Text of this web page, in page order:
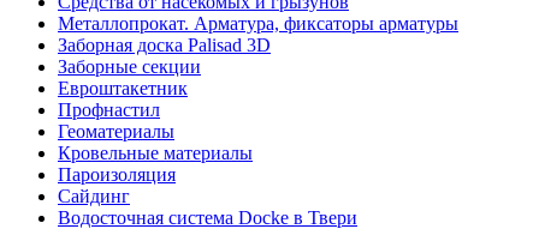
Металлопрокат. Арматура, фиксаторы арматуры
Заборная доска Palisad 3D
Заборные секции
Евроштакетник
Профнастил
Геоматериалы
Кровельные материалы
Пароизоляция
Сайдинг
Водосточная система Docke в Твери